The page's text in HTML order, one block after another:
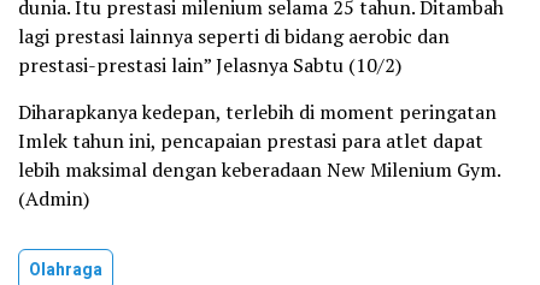
dunia. Itu prestasi milenium selama 25 tahun. Ditambah
lagi prestasi lainnya seperti di bidang aerobic dan
prestasi-prestasi lain” Jelasnya Sabtu (10/2)
Diharapkanya kedepan, terlebih di moment peringatan
Imlek tahun ini, pencapaian prestasi para atlet dapat
lebih maksimal dengan keberadaan New Milenium Gym.
(Admin)
Olahraga